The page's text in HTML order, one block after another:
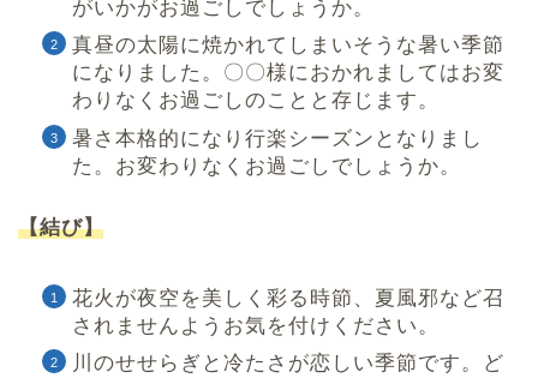
がいかがお過ごしでしょうか。
真昼の太陽に焼かれてしまいそうな暑い季節
になりました。〇〇様におかれましてはお変
わりなくお過ごしのことと存じます。
暑さ本格的になり行楽シーズンとなりまし
た。お変わりなくお過ごしでしょうか。
【結び】
花火が夜空を美しく彩る時節、夏風邪など召
されませんようお気を付けください。
川のせせらぎと冷たさが恋しい季節です。ど